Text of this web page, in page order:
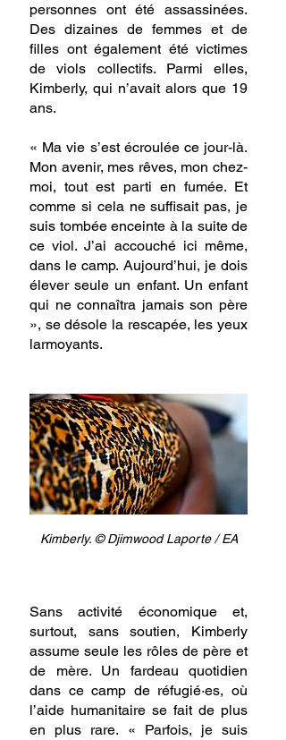
personnes ont été assassinées.
Des dizaines de femmes et de
filles ont également été victimes
de viols collectifs. Parmi elles,
Kimberly, qui n’avait alors que 19
ans.
« Ma vie s’est écroulée ce jour-là.
Mon avenir, mes rêves, mon chez-
moi, tout est parti en fumée. Et
comme si cela ne suffisait pas, je
suis tombée enceinte à la suite de
ce viol. J’ai accouché ici même,
dans le camp. Aujourd’hui, je dois
élever seule un enfant. Un enfant
qui ne connaîtra jamais son père
», se désole la rescapée, les yeux
larmoyants.
Kimberly. © Djimwood Laporte / EA
Sans activité économique et,
surtout, sans soutien, Kimberly
assume seule les rôles de père et
de mère. Un fardeau quotidien
dans ce camp de réfugié·es, où
l’aide humanitaire se fait de plus
en plus rare. « Parfois, je suis